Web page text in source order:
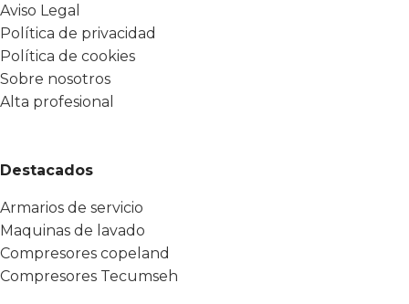
Aviso Legal
Política de privacidad
Política de cookies
Sobre nosotros
Alta profesional
Destacados
Armarios de servicio
Maquinas de lavado
Compresores copeland
Compresores Tecumseh